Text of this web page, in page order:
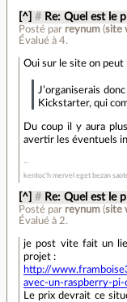
[^] # Re: Quel est le
Posté par reynum (site
Évalué à4.
Oui sur le site on peut
J’organiserais
Kickstarter, qui
Du coup il y aura
avertir les éventuels
kentoc'h mervel eget bezan
[^] # Re: Quel est le
Posté par reynum (site
Évalué à 2.
je post vite fait un
projet :
http://
avec-un-raspberry-
Le prix devrait ce